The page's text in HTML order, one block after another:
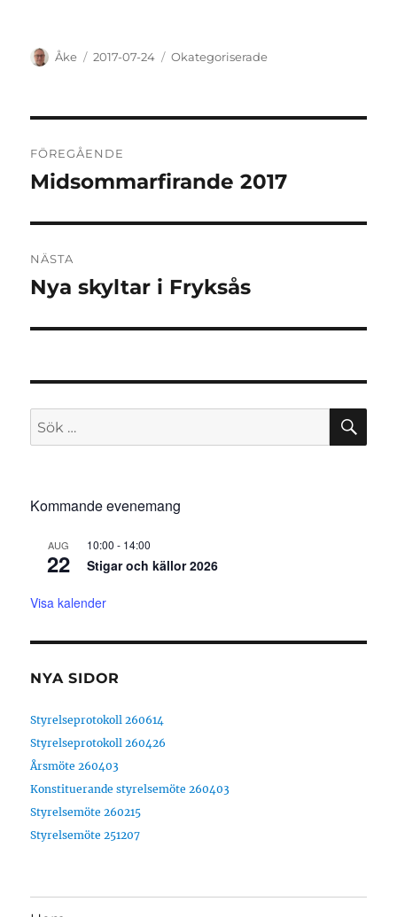
Författare
Åke
Publicerat
2017-07-24 Kategorier
Okategoriserade
FÖREGÅENDE
Föregående
Midsommarfirande 2017
NÄSTA
Nästa
Nya skyltar i Fryksås
Sök
efter:
Kommande evenemang
AUG
22
10:00 - 14:00
Stigar och källor 2026
Visa kalender
NYA SIDOR
Styrelseprotokoll 260614
Styrelseprotokoll 260426
Årsmöte 260403
Konstituerande styrelsemöte 260403
Styrelsemöte 260215
Styrelsemöte 251207